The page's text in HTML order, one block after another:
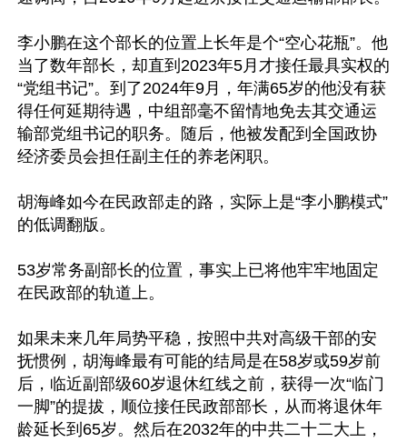
李小鹏在这个部长的位置上长年是个“空心花瓶”。他
当了数年部长，却直到2023年5月才接任最具实权的
“党组书记”。到了2024年9月，年满65岁的他没有获
得任何延期待遇，中组部毫不留情地免去其交通运
输部党组书记的职务。随后，他被发配到全国政协
经济委员会担任副主任的养老闲职。
胡海峰如今在民政部走的路，实际上是“李小鹏模式”
的低调翻版。
53岁常务副部长的位置，事实上已将他牢牢地固定
在民政部的轨道上。
如果未来几年局势平稳，按照中共对高级干部的安
抚惯例，胡海峰最有可能的结局是在58岁或59岁前
后，临近副部级60岁退休红线之前，获得一次“临门
一脚”的提拔，顺位接任民政部部长，从而将退休年
龄延长到65岁。然后在2032年的中共二十二大上，